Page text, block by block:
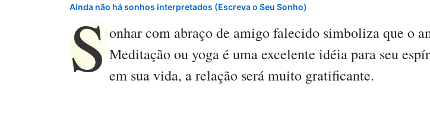
Ainda não há sonhos interpretados (Escreva o Seu Sonho)
S onhar com abraço de amigo falecido simboliza que o
Meditação ou yoga é uma excelente idéia para seu
em sua vida, a relação será muito gratificante.